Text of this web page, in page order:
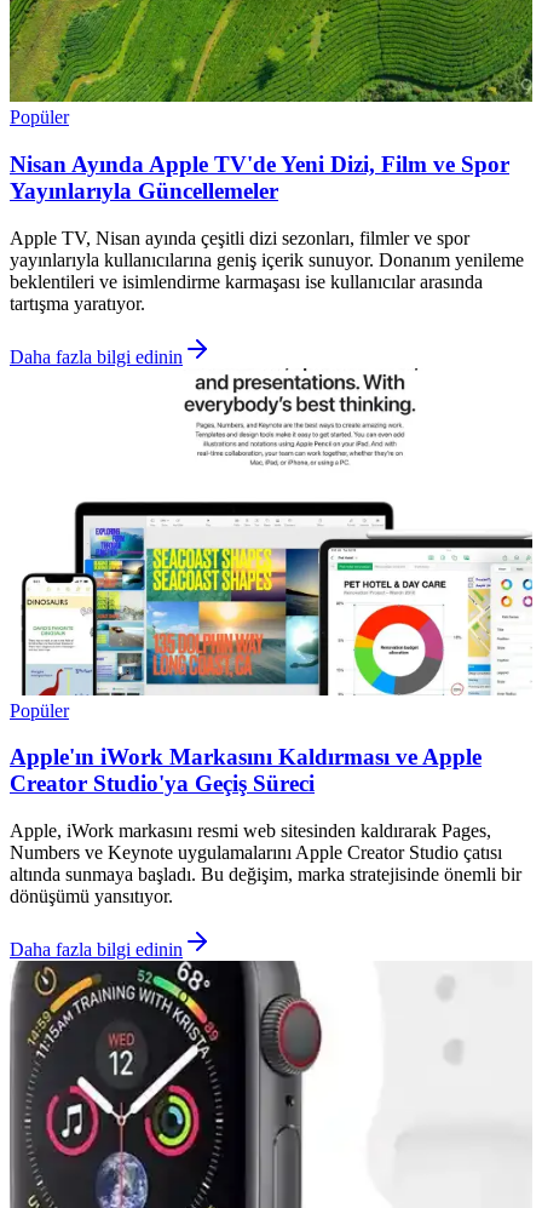
Popüler
Nisan Ayında Apple TV'de Yeni Dizi, Film ve Spor
Yayınlarıyla Güncellemeler
Apple TV, Nisan ayında çeşitli dizi sezonları, filmler ve spor
yayınlarıyla kullanıcılarına geniş içerik sunuyor. Donanım yenileme
beklentileri ve isimlendirme karmaşası ise kullanıcılar arasında
tartışma yaratıyor.
Daha fazla bilgi edinin
Popüler
Apple'ın iWork Markasını Kaldırması ve Apple
Creator Studio'ya Geçiş Süreci
Apple, iWork markasını resmi web sitesinden kaldırarak Pages,
Numbers ve Keynote uygulamalarını Apple Creator Studio çatısı
altında sunmaya başladı. Bu değişim, marka stratejisinde önemli bir
dönüşümü yansıtıyor.
Daha fazla bilgi edinin